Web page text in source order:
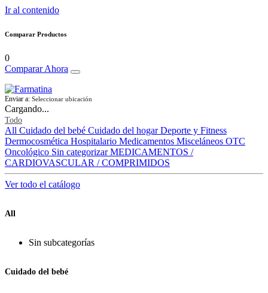
Ir al contenido
Comparar Productos
0
Comparar Ahora
Enviar a: Seleccionar ubicación
Cargando...
Todo
All Cuidado del bebé Cuidado del hogar Deporte y Fitness
Dermocosmética Hospitalario Medicamentos Misceláneos OTC
Oncológico Sin categorizar MEDICAMENTOS /
CARDIOVASCULAR / COMPRIMIDOS
Ver todo el catálogo
All
Sin subcategorías
Cuidado del bebé